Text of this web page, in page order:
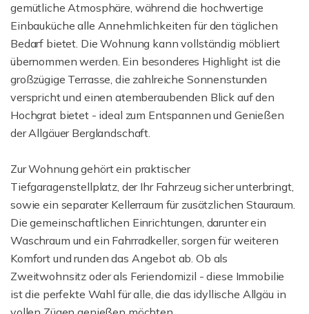
gemütliche Atmosphäre, während die hochwertige
Einbauküche alle Annehmlichkeiten für den täglichen
Bedarf bietet. Die Wohnung kann vollständig möbliert
übernommen werden. Ein besonderes Highlight ist die
großzügige Terrasse, die zahlreiche Sonnenstunden
verspricht und einen atemberaubenden Blick auf den
Hochgrat bietet - ideal zum Entspannen und Genießen
der Allgäuer Berglandschaft.
Zur Wohnung gehört ein praktischer
Tiefgaragenstellplatz, der Ihr Fahrzeug sicher unterbringt,
sowie ein separater Kellerraum für zusätzlichen Stauraum.
Die gemeinschaftlichen Einrichtungen, darunter ein
Waschraum und ein Fahrradkeller, sorgen für weiteren
Komfort und runden das Angebot ab. Ob als
Zweitwohnsitz oder als Feriendomizil - diese Immobilie
ist die perfekte Wahl für alle, die das idyllische Allgäu in